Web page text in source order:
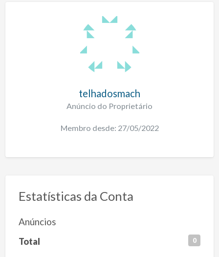
telhadosmach
Anúncio do Proprietário
Membro desde: 27/05/2022
Estatísticas da Conta
Anúncios
Total 0